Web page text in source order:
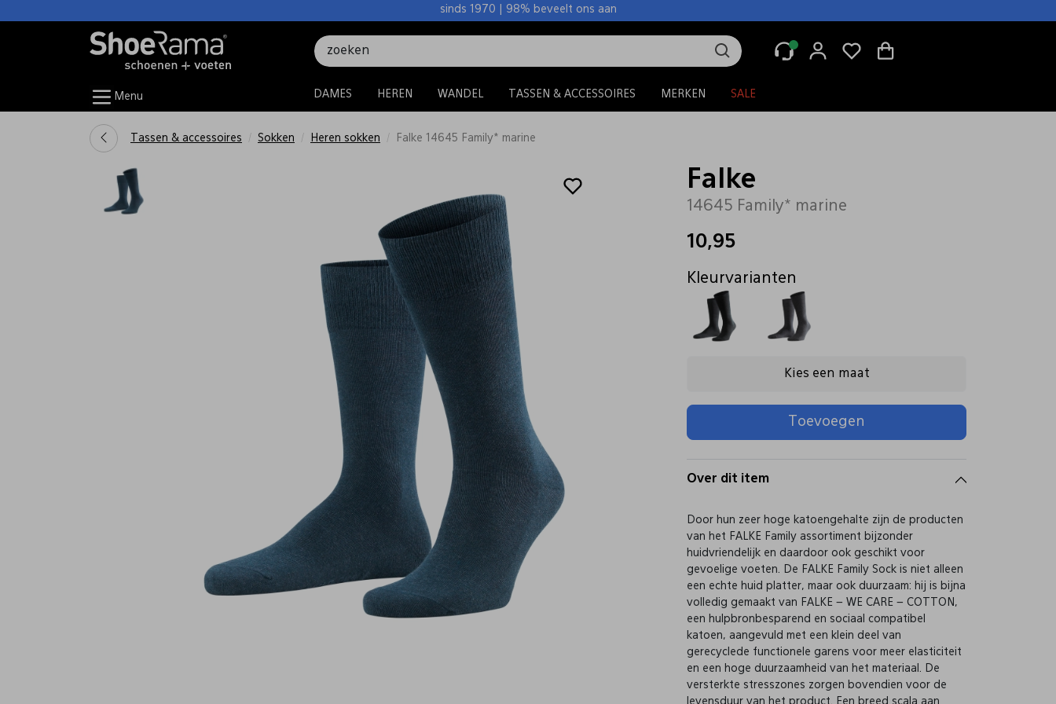
sinds 1970 | 98% beveelt ons aan
Menu DAMES HEREN WANDEL TASSEN & ACCESSOIRES MERKEN SALE
Tassen & accessoires Sokken Heren sokken Falke 14645 Family* marine
Falke
14645 Family* marine
10,95
Kleurvarianten
Kies een maat
Toevoegen
Over dit item
Door hun zeer hoge katoengehalte zijn de producten
van het FALKE Family assortiment bijzonder
huidvriendelijk en daardoor ook geschikt voor
gevoelige voeten. De FALKE Family Sock is niet alleen
een echte huid platter, maar ook duurzaam: hij is bijna
volledig gemaakt van FALKE – WE CARE – COTTON,
een hulpbronbesparend en sociaal compatibel
katoen, aangevuld met een klein deel van
gerecyclede functionele garens voor meer elasticiteit
en een hoge duurzaamheid van het materiaal. De
versterkte stresszones zorgen bovendien voor de